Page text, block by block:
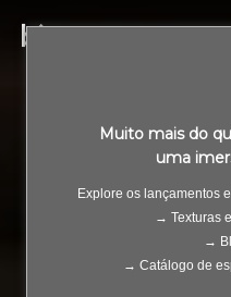
Muito mais do
uma
Explore os lançamentos
→ Texturas
→
→ Catálogo de